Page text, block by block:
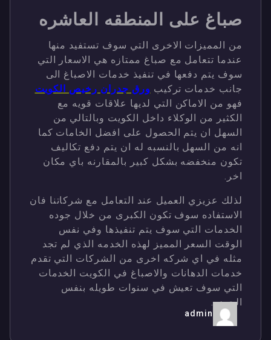
صباغ على المنطقه العاشره
من المميزات الاخرى التي سوف تستفيد منها
عندما تتعامل مع صباغ ممتازه هي الاسعار التي
سوف يتم دفعها في تنفيذ خدمات الاصباغ الى
جانب خدمات تركيب ورق جدران رخيص الكويت
فهو من الاماكن التي لديها علاقات قويه مع
الكثير من الوكلاء داخل الكويت وبالتالي من
السهل ان يتم الحصول على افضل الخامات كما
انه من السهل بالنسبه له ان يتم دفع تكاليف
تكون منخفضه بشكل كبير بالمقارنه باي مكان
اخر.
لذلك عزيزي العميل عند التعامل مع شركاتنا فان
الاستفاده سوف تكون الكبرى من خلال جوده
الخدمات التي سوف يتم تنفيذها وفي نفس
الوقت السعر المميز لهذه الخدمه الذي لم تجد
مثله في اي شركه اخرى من الشركات التي تقدم
خدمات الدهانات والاصباغ في الكويت الخدمات
التي سوف تعيش في سنوات طويله بنفس
الجوده.
admin